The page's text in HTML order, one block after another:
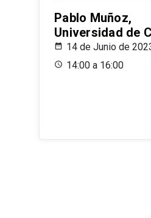
Pablo Muñoz,
Universidad de
14 de Junio de
14:00 a 16:00